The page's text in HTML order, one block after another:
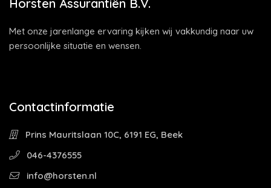
Horsten Assurantiën B.V.
Met onze jarenlange ervaring kijken wij vakkundig naar uw
persoonlijke situatie en wensen.
Contactinformatie
Prins Mauritslaan 10C, 6191 EG, Beek
046-4376555
info@horsten.nl